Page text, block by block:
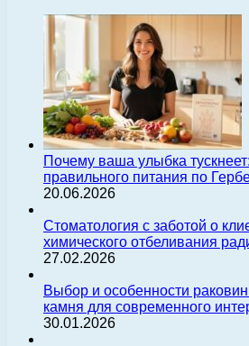
Почему ваша улыбка
правильного питания по
20.06.2026
Стоматология с заботой о
химического отбеливания
27.02.2026
Выбор и особенности
камня для современного
30.01.2026